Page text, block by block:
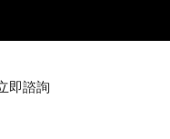
即諮詢